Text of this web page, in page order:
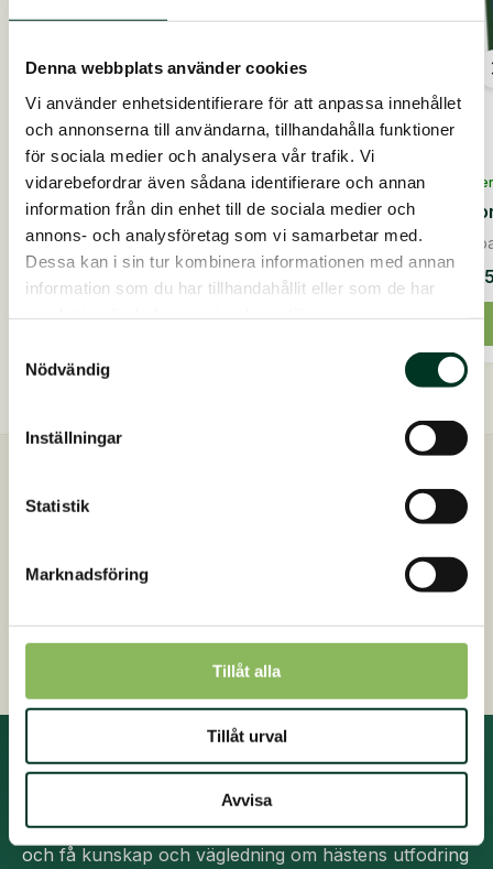
Denna webbplats använder cookies
Vi använder enhetsidentifierare för att anpassa innehållet
och annonserna till användarna, tillhandahålla funktioner
för sociala medier och analysera vår trafik. Vi
vidarebefordrar även sådana identifierare och annan
information från din enhet till de sociala medier och
annons- och analysföretag som vi samarbetar med.
Dessa kan i sin tur kombinera informationen med annan
information som du har tillhandahållit eller som de har
Nödvändig
Inställningar
Statistik
Marknadsföring
Tillåt alla
Tillåt urval
Avvisa
På lager
Den fiberrika utfodringenLågt innehåll av socker-
...
NaturMüsli SOLO, 15 kg
470,00SEK
SOLO,
mängd
Lägg till i varukorg
På lager
Den
flera
olika
kan
väljas
Skickas inom 2-4 dagar
Kontakta oss på 0413 486 100
Snabb, enkel och säker betalning
Prenumerera på nyhetsbrev
Ta del av den senaste forskningen om hästnutrition
och få kunskap och vägledning om hästens utfodring